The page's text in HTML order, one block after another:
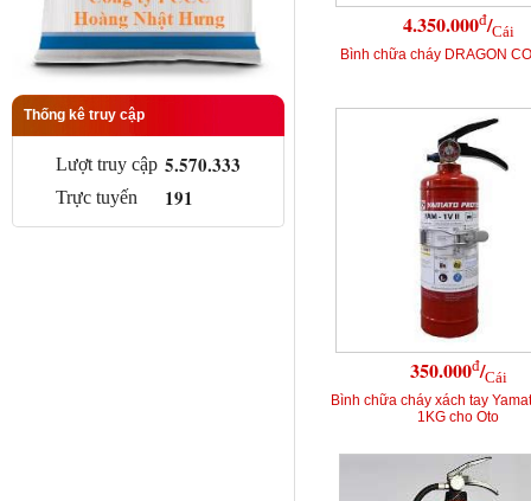
Thống kê truy cập
Lượt truy cập 5.570.333
Trực tuyến 191
4.350.000đ/Cái
Bình chữa cháy DRAGON
350.000đ/Cái
Bình chữa cháy xách tay
1KG cho Oto